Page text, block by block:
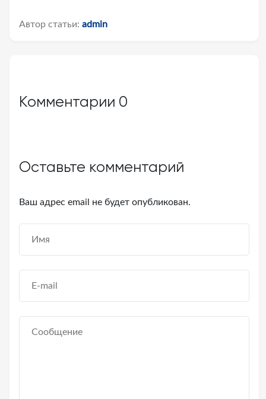
Автор статьи: admin
Комментарии 0
Оставьте комментарий
Ваш адрес email не будет опубликован.